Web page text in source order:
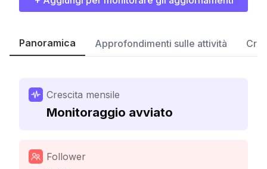
Panoramica Approfondimenti sulle attività
Crescita mensile
Monitoraggio avviato
Follower